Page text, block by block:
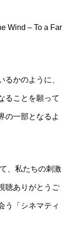
Wind – To a Far
るかのように、
ることを願って
の一部となるよ
、私たちの刺激
聴ありがとうご
う「シネマティ